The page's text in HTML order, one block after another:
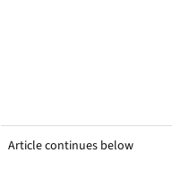
Article continues below